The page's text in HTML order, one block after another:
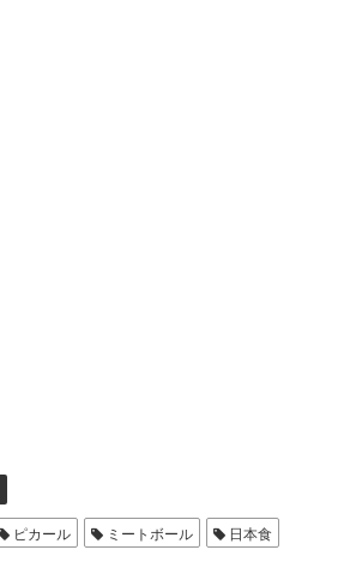
ピカール ミートボール 日本食